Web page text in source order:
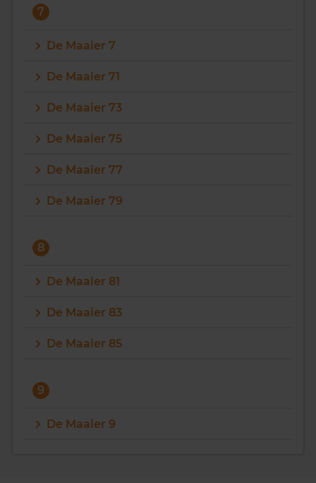
7
De Maaier 7
De Maaier 71
De Maaier 73
De Maaier 75
De Maaier 77
De Maaier 79
8
De Maaier 81
De Maaier 83
De Maaier 85
9
De Maaier 9